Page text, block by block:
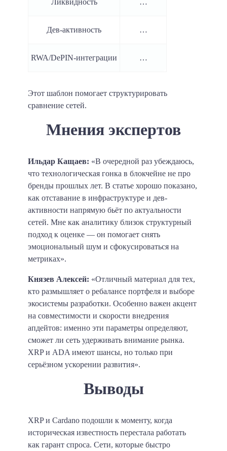
Дев-активность …
RWA/DePIN-интеграции …
Этот шаблон помогает структурировать
сравнение сетей.
Мнения экспертов
Ильдар Кащаев: «В очередной раз убеждаюсь,
что технологическая гонка в блокчейне не про
бренды прошлых лет. В статье хорошо показано,
как отставание в инфраструктуре и дев-
активности напрямую бьёт по актуальности
сетей. Мне как аналитику близок структурный
подход к оценке — он помогает снять
эмоциональный шум и сфокусироваться на
метриках».
Князев Алексей: «Отличный материал для тех,
кто размышляет о ребалансе портфеля и выборе
экосистемы разработки. Особенно важен акцент
на совместимости и скорости внедрения
апдейтов: именно эти параметры определяют,
сможет ли сеть удерживать внимание рынка.
XRP и ADA имеют шансы, но только при
серьёзном ускорении развития».
Выводы
XRP и Cardano подошли к моменту, когда
историческая известность перестала работать
как гарант спроса. Сети, которые быстро